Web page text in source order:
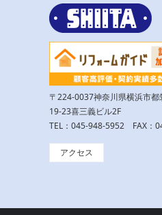
〒224-0037神奈川県横浜市都
19-23喜三義ビル2F
TEL：045-948-5952 FAX：
アクセス